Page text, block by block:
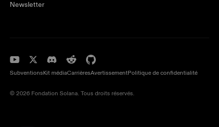
Newsletter
SubventionsKit médiaCarrièresAvertissementPolitique de confidentialité
© 2026 Fondation Solana. Tous droits réservés.